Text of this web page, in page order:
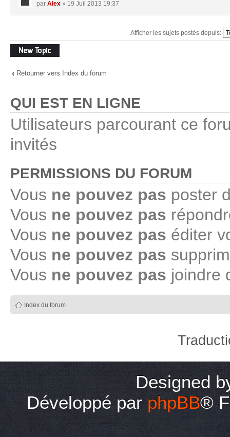
par Alex » 19 Juil 2013 19:37
Afficher les sujets postés depuis:
Écrire un
nouveau sujet
Retourner vers Index du forum
QUI EST EN LIGNE
Utilisateurs parcourant ce
invités
PERMISSIONS DU FORUM
Vous ne pouvez pas poster
Vous ne pouvez pas
Vous ne pouvez pas éditer
Vous ne pouvez pas
Vous ne pouvez pas joindre
Index du forum
Designed
Développé par phpBB®